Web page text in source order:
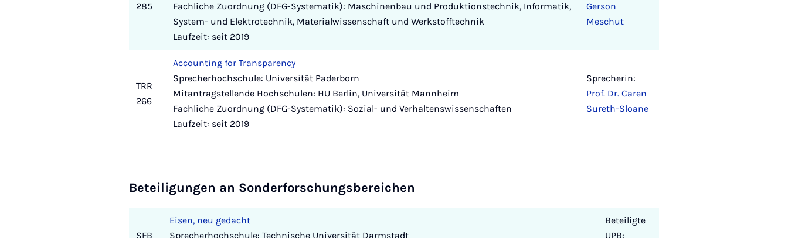
285
Fachliche Zuordnung (DFG-Systematik): Maschinenbau und Produktionstechnik, Informatik,
System- und Elektrotechnik, Materialwissenschaft und Werkstofftechnik
Laufzeit: seit 2019
Gerson
Meschut
TRR
266
Accounting for Transparency
Sprecherhochschule: Universität Paderborn
Mitantragstellende Hochschulen: HU Berlin, Universität Mannheim
Fachliche Zuordnung (DFG-Systematik): Sozial- und Verhaltenswissenschaften
Laufzeit: seit 2019
Sprecherin:
Prof. Dr. Caren
Sureth-Sloane
Beteiligungen an Sonderforschungsbereichen
SFB
Eisen, neu gedacht
Sprecherhochschule: Technische Universität Darmstadt
Beteiligte
UPB: